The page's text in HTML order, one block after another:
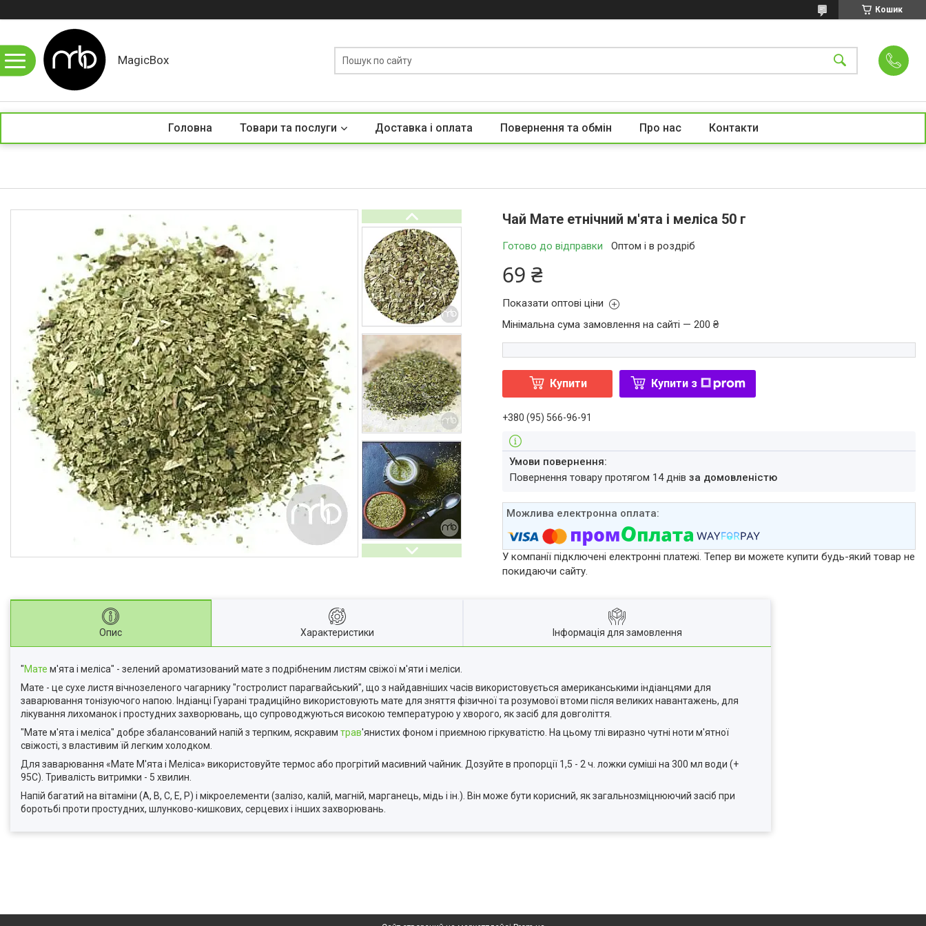
Кошик
MagicBox
Головна Товари та послуги Доставка і оплата Повернення та обмін Про нас Контакти
Чай Мате етнічний м'ята і меліса 50 г
Готово до відправки Оптом і в роздріб
69 ₴
Показати оптові ціни
Мінімальна сума замовлення на сайті — 200 ₴
Купити Купити з
+380 (95) 566-96-91
повернення товару протягом 14 днівза домовленістю
У компанії підключені електронні платежі. Тепер ви можете купити будь-який товар не
покидаючи сайту.
Опис Характеристики Інформація для замовлення
"Мате м'ята і меліса" - зелений ароматизований мате з подрібненим листям свіжої м'яти і меліси.
Мате - це сухе листя вічнозеленого чагарнику "гостролист парагвайський", що з найдавніших часів використовується американськими індіанцями для
заварювання тонізуючого напою. Індіанці Гуарані традиційно використовують мате для зняття фізичної та розумової втоми після великих навантажень, для
лікування лихоманок і простудних захворювань, що супроводжуються високою температурою у хворого, як засіб для довголіття.
"Мате м'ята і меліса" добре збалансований напій з терпким, яскравим трав'янистих фоном і приємною гіркуватістю. На цьому тлі виразно чутні ноти м'ятної
свіжості, з властивим їй легким холодком.
Для заварювання «Мате М'ята і Меліса» використовуйте термос або прогрітий масивний чайник. Дозуйте в пропорції 1,5 - 2 ч. ложки суміші на 300 мл води (+
95С). Тривалість витримки - 5 хвилин.
Напій багатий на вітаміни (А, В, С, Е, Р) і мікроелементи (залізо, калій, магній, марганець, мідь і ін.). Він може бути корисний, як загальнозміцнюючий засіб при
боротьбі проти простудних, шлунково-кишкових, серцевих і інших захворювань.